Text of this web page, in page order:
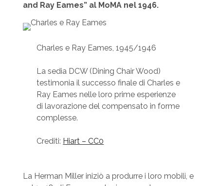
and Ray Eames” al MoMA nel 1946.
Charles e Ray Eames, 1945/1946
La sedia DCW (Dining Chair Wood)
testimonia il successo finale di Charles e
Ray Eames nelle loro prime esperienze
di lavorazione del compensato in forme
complesse.
Crediti: Hiart – CC0
La Herman Miller iniziò a produrre i loro mobili, e